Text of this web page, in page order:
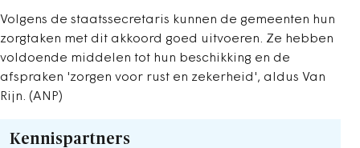
Volgens de staatssecretaris kunnen de gemeenten hun
zorgtaken met dit akkoord goed uitvoeren. Ze hebben
voldoende middelen tot hun beschikking en de
afspraken 'zorgen voor rust en zekerheid', aldus Van
Rijn. (ANP)
Kennispartners